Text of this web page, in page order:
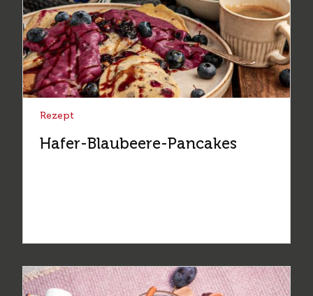
Rezept
Hafer-Blaubeere-Pancakes